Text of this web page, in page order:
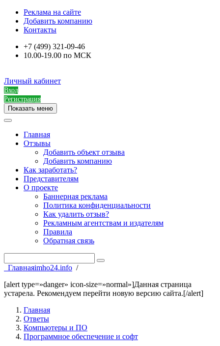
Реклама на сайте
Добавить компанию
Контакты
+7 (499) 321-09-46
10.00-19.00 по МСК
Личный кабинет
Вход
Регистрация
Показать меню
Главная
Отзывы
Добавить объект отзыва
Добавить компанию
Как заработать?
Представителям
О проекте
Баннерная реклама
Политика конфиденциальности
Как удалить отзыв?
Рекламным агентствам и издателям
Правила
Обратная связь
Главнаяimho24.info /
[alert type=»danger» icon-size=»normal»]Данная страница
устарела. Рекомендуем перейти новую версию сайта.[/alert]
Главная
Ответы
Компьютеры и ПО
Программное обеспечение и софт